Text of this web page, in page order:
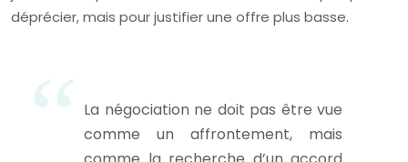
déprécier, mais pour justifier une offre plus basse.
La négociation ne doit pas être vue
comme un affrontement, mais